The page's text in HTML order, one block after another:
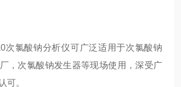
次氯酸钠分析仪可广泛适用于次氯酸钠
，次氯酸钠发生器等现场使用，深受广
可。